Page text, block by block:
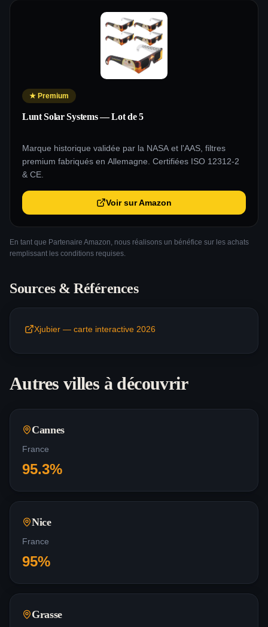
★ Premium
Lunt Solar Systems — Lot de 5
Marque historique validée par la NASA et l'AAS, filtres
premium fabriqués en Allemagne. Certifiées ISO 12312-2
& CE.
Voir sur Amazon
En tant que Partenaire Amazon, nous réalisons un bénéfice sur les achats
remplissant les conditions requises.
Sources & Références
Xjubier — carte interactive 2026
Autres villes à découvrir
Cannes
France
95.3%
Nice
France
95%
Grasse